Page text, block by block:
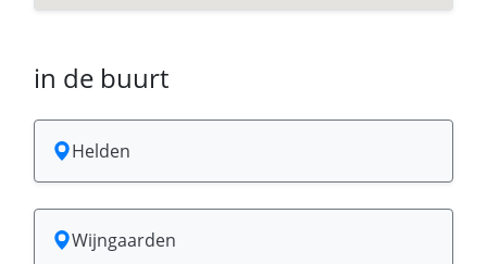
in de buurt
Helden
Wijngaarden